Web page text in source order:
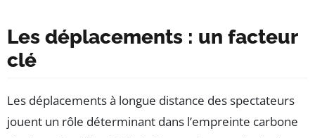
Les déplacements : un facteur
clé
Les déplacements à longue distance des spectateurs
jouent un rôle déterminant dans l’empreinte carbone